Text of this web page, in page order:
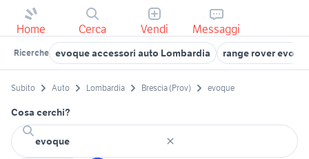
Home Cerca Vendi Messaggi
Ricerche evoque accessori auto Lombardia range rover
Subito Auto Lombardia Brescia (Prov) evoque
Cosa cerchi?